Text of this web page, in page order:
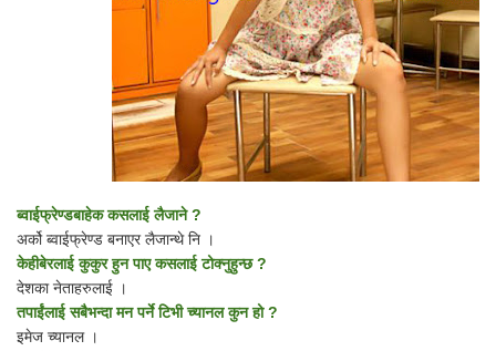
ब्वाईफ्रेण्डबाहेक कसलाई लैजाने ?
अर्को ब्वाईफ्रेण्ड बनाएर लैजान्थे नि ।
केहीबेरलाई कुकुर हुन पाए कसलाई टोक्नुहुन्छ ?
देशका नेताहरुलाई ।
तपाईंलाई सबैभन्दा मन पर्ने टिभी च्यानल कुन हो ?
इमेज च्यानल ।